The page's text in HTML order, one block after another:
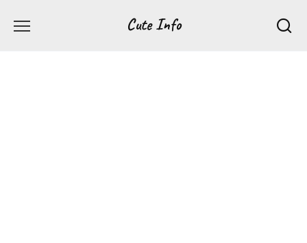
Cute Info